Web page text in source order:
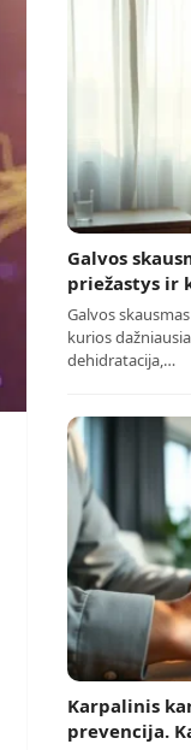
Galvos
priežastys ir
Galvos
kurios
dehidratacija,…
Karpalinis
prevencija.